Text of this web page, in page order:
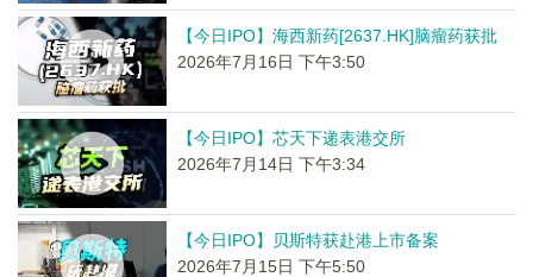
【今日IPO】海西新药[2637.HK]脑瘤药获批
2026年7月16日 下午3:50
【今日IPO】芯天下递表港交所
2026年7月14日 下午3:34
【今日IPO】贝斯特获赴港上市备案
2026年7月15日 下午5:50